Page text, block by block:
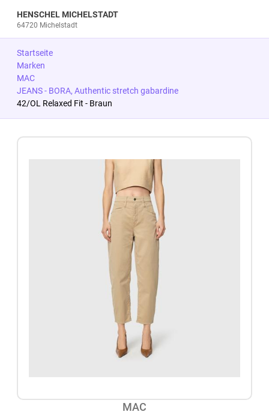
HENSCHEL MICHELSTADT
64720 Michelstadt
Startseite
Marken
MAC
JEANS - BORA, Authentic stretch gabardine
42/OL Relaxed Fit - Braun
MAC